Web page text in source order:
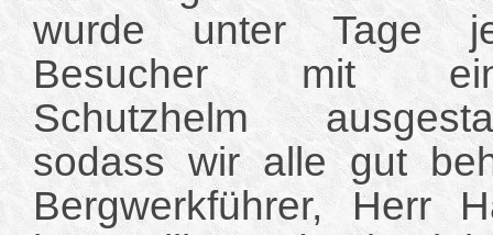
wurde unter Tage
Besucher mit
Schutzhelm
sodass wir alle gut
Bergwerkführer, Herr